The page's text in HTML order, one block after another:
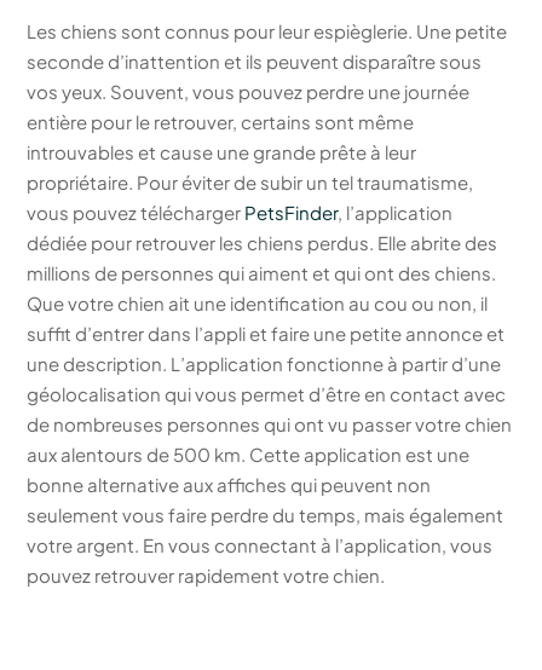
Les chiens sont connus pour leur espièglerie. Une petite
seconde d’inattention et ils peuvent disparaître sous
vos yeux. Souvent, vous pouvez perdre une journée
entière pour le retrouver, certains sont même
introuvables et cause une grande prête à leur
propriétaire. Pour éviter de subir un tel traumatisme,
vous pouvez télécharger PetsFinder, l’application
dédiée pour retrouver les chiens perdus. Elle abrite des
millions de personnes qui aiment et qui ont des chiens.
Que votre chien ait une identification au cou ou non, il
suffit d’entrer dans l’appli et faire une petite annonce et
une description. L’application fonctionne à partir d’une
géolocalisation qui vous permet d’être en contact avec
de nombreuses personnes qui ont vu passer votre chien
aux alentours de 500 km. Cette application est une
bonne alternative aux affiches qui peuvent non
seulement vous faire perdre du temps, mais également
votre argent. En vous connectant à l’application, vous
pouvez retrouver rapidement votre chien.